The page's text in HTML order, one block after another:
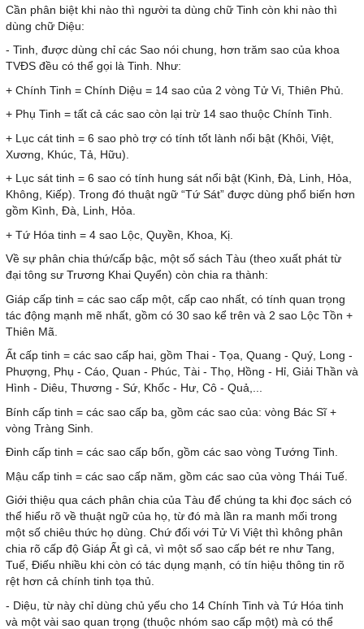
Cần phân biệt khi nào thì người ta dùng chữ Tinh còn khi nào thì
dùng chữ Diệu:
- Tinh, được dùng chỉ các Sao nói chung, hơn trăm sao của khoa
TVĐS đều có thể gọi là Tinh. Như:
+ Chính Tinh = Chính Diệu = 14 sao của 2 vòng Tử Vi, Thiên Phủ.
+ Phụ Tinh = tất cả các sao còn lại trừ 14 sao thuộc Chính Tinh.
+ Lục cát tinh = 6 sao phò trợ có tính tốt lành nổi bật (Khôi, Việt,
Xương, Khúc, Tả, Hữu).
+ Lục sát tinh = 6 sao có tính hung sát nổi bật (Kình, Đà, Linh, Hỏa,
Không, Kiếp). Trong đó thuật ngữ “Tứ Sát” được dùng phổ biến hơn
gồm Kình, Đà, Linh, Hỏa.
+ Tứ Hóa tinh = 4 sao Lộc, Quyền, Khoa, Kị.
Về sự phân chia thứ/cấp bậc, một số sách Tàu (theo xuất phát từ
đại tông sư Trương Khai Quyển) còn chia ra thành:
Giáp cấp tinh = các sao cấp một, cấp cao nhất, có tính quan trọng
tác động mạnh mẽ nhất, gồm có 30 sao kể trên và 2 sao Lộc Tồn +
Thiên Mã.
Ất cấp tinh = các sao cấp hai, gồm Thai - Tọa, Quang - Quý, Long -
Phượng, Phụ - Cáo, Quan - Phúc, Tài - Thọ, Hồng - Hỉ, Giải Thần và
Hình - Diêu, Thương - Sứ, Khốc - Hư, Cô - Quả,...
Bính cấp tinh = các sao cấp ba, gồm các sao của: vòng Bác Sĩ +
vòng Tràng Sinh.
Đinh cấp tinh = các sao cấp bốn, gồm các sao vòng Tướng Tinh.
Mậu cấp tinh = các sao cấp năm, gồm các sao của vòng Thái Tuế.
Giới thiệu qua cách phân chia của Tàu để chúng ta khi đọc sách có
thể hiểu rõ về thuật ngữ của họ, từ đó mà lần ra manh mối trong
một số chiêu thức họ dùng. Chứ đối với Tử Vi Việt thì không phân
chia rõ cấp độ Giáp Ất gì cả, vì một số sao cấp bét re như Tang,
Tuế, Điếu nhiều khi còn có tác dụng mạnh, có tín hiệu thông tin rõ
rệt hơn cả chính tinh tọa thủ.
- Diệu, từ này chỉ dùng chủ yếu cho 14 Chính Tinh và Tứ Hóa tinh
và một vài sao quan trọng (thuộc nhóm sao cấp một) mà có thể